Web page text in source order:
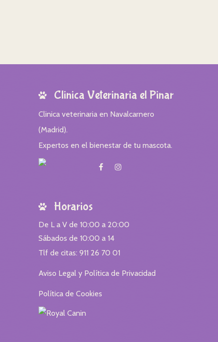
Clinica Veterinaria el Pinar
Clinica veterinaria en Navalcarnero
(Madrid).
Expertos en el bienestar de tu mascota.
Horarios
De L a V de 10:00 a 20:00
Sábados de 10:00 a 14
Tlf de citas: 911 26 70 01
Aviso Legal y Política de Privacidad
Política de Cookies